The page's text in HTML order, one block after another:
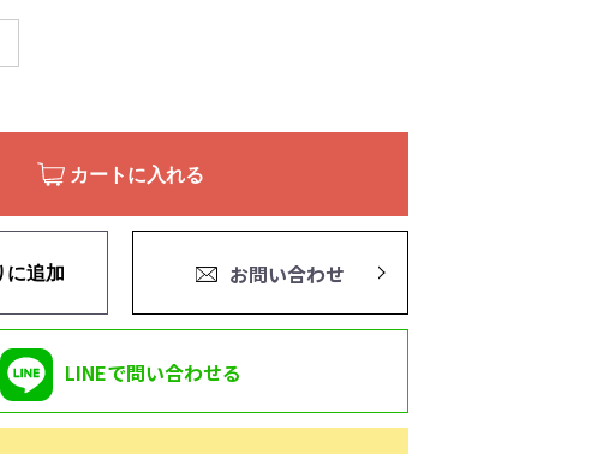
カートに入れる
に追加 お問い合わせ
LINEで問い合わせる